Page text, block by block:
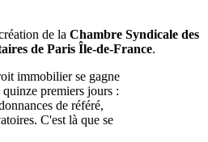
de la Chambre Syndicale des
de Paris Île-de-France.
immobilier se gagne
quinze premiers jours :
de référé,
C'est là que se